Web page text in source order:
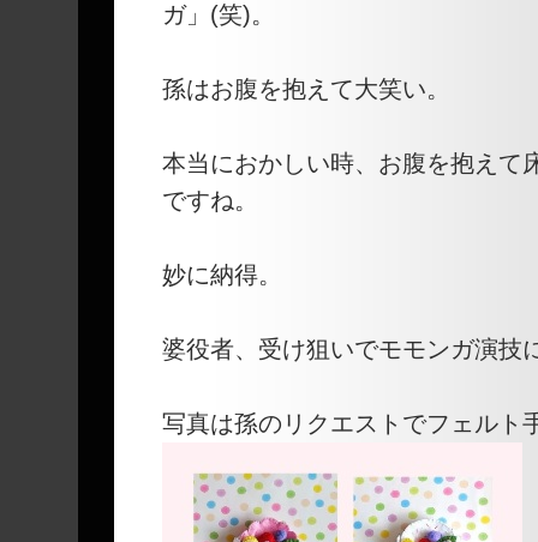
ガ」(笑)。
孫はお腹を抱えて大笑い。
本当におかしい時、お腹を抱えて
ですね。
妙に納得。
婆役者、受け狙いでモモンガ演技
写真は孫のリクエストでフェルト